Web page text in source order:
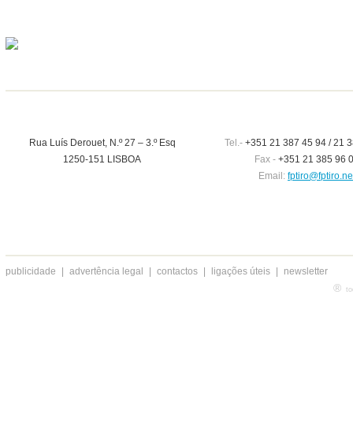
Rua Luís Derouet, N.º 27 – 3.º Esq
1250-151 LISBOA
Tel.-+351 21 387 45 94 / 21
Fax - +351 21 385 96
Email:
publicidade advertência legal contactos ligações úteis newsletter
®